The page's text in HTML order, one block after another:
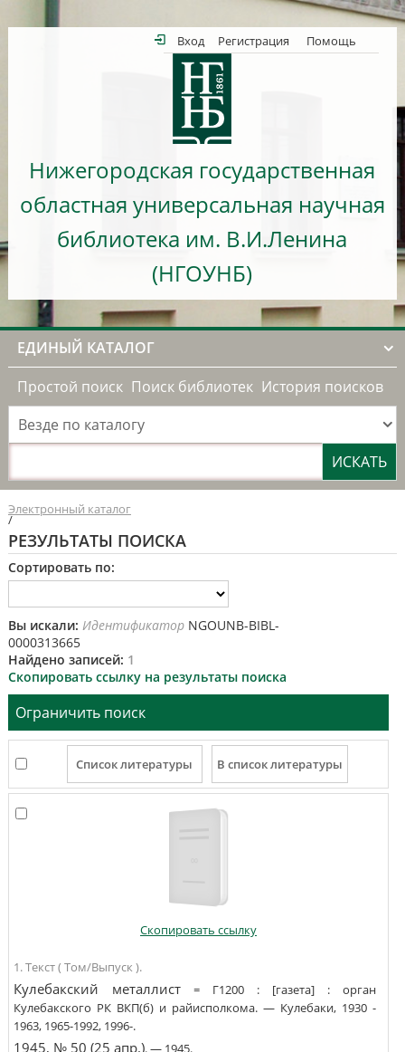
Вход Регистрация Помощь
Нижегородская государственная
областная универсальная научная
библиотека им. В.И.Ленина
(НГОУНБ)
ЕДИНЫЙ КАТАЛОГ
Простой поиск Поиск библиотек История поисков
Везде по каталогу
Электронный каталог
/
РЕЗУЛЬТАТЫ ПОИСКА
Сортировать по:
Вы искали: ИдентификаторNGOUNB-BIBL-
0000313665
Найдено записей: 1
Скопировать ссылку на результаты поиска
Ограничить поиск
Скопировать ссылку
1. Текст ( Том/Выпуск ).
Кулебакский металлист = Г1200 : [газета] :
орган
Кулебакского РК ВКП(б) и райисполкома. —Кулебаки,1930 -
1963, 1965-1992, 1996-.
1945, № 50 (25 апр.). —1945.